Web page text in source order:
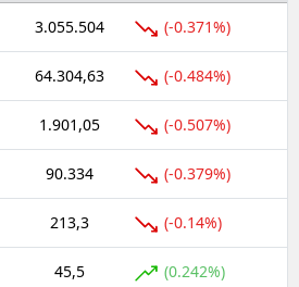
3.055.504 (-0.371%)
64.304,63 (-0.484%)
1.901,05 (-0.507%)
90.334 (-0.379%)
213,3 (-0.14%)
45,5 (0.242%)